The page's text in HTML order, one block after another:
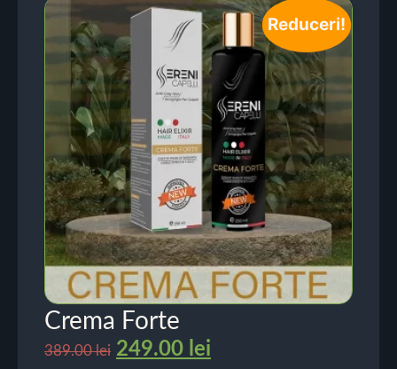
Reduceri!
Crema Forte
389.00lei 249.00 lei